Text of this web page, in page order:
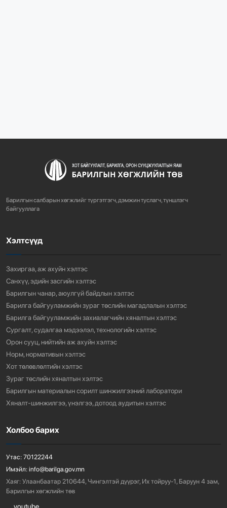
ХОТ БАЙГУУЛАЛТЫН ТУХАЙ ХУУЛИЙН
3 сарын өмнө
Барилгын салбарын хөгжлийг түргэтгэгч, дэмжин туслагч, түншлэгч
байгууллага
Хэлтсүүд
Захиргаа, аж ахуйн хэлтэс
Санхүү, эдийн засгийн хэлтэс
Барилгын чанар, аюулгүй байдлын хэлтэс
Барилга байгууламжийн зураг төслийн магадлалын хэлтэс
Барилга байгууламжийн захиалагчийн хяналтын хэлтэс
Сургалт, судалгаа мэдээлэл, технологийн хэлтэс
Орон сууц, нийтийн аж ахуйн хэлтэс
Норм, нормативын хэлтэс
Хот төлөвлөлтийн хэлтэс
Зураг төслийн хяналтын хэлтэс
Барилгын материалын сорилт шинжилгээний лаборатори
Хяналт-шинжилгээ, үнэлгээ, дотоод аудитын хэлтэс
Холбоо барих
Утас: 70122244
Имэйл: info@barilga.gov.mn
Хаяг: Улаанбаатар 210644, Чингэлтэй дүүрэг, Их тойруу-1, Баруун 4 зам,
Барилгын хөгжлийн төв
youtube